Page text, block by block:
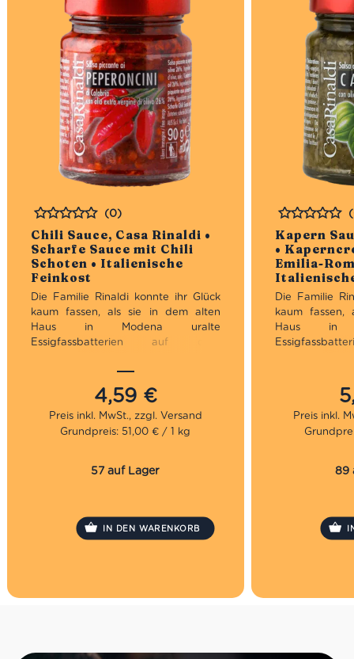
Chili Sauce, Casa Rinaldi •
Scharfe Sauce mit Chili
Schoten • Italienische
Feinkost
Bewertet
(0)
Die Familie Rinaldi konnte ihr Glück
kaum fassen, als sie in dem alten
Haus in Modena uralte
Essigfassbatterien auf dem
die Geschichte der Casa Rinaldi erst
als typische Acetaia, wie es in
Modena üblich ist. Später entwickelte
sich daraus einer der wichtigsten
Feinkost Hersteller Italiens. Neben
das sehr große Sortiment alles bereit,
was sich das Feinkost-Enthusiasten-
4,59 €
Grundpreis: 51,00 € / 1 kg
57 auf Lager
IN DEN WARENKORB
Kapern
•
Emilia-
Bewertet
Die Familie
kaum
Haus in
als
Modena
sich daraus
Feinkost
bereit, was
89